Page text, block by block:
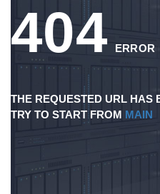
404 ERROR
THE REQUESTED URL HAS
TRY TO START FROM MAIN